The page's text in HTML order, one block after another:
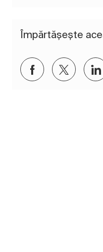
Împărtășește
Distribuiți prin